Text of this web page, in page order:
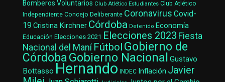
Bomberos Voluntarios Club Atlético Estudiantes Club Atlético
Independiente Concejo Deliberante Coronavirus Covid-
19 Cristina Kirchner Córdoba Detenido Economía
Educación Elecciones 2021 Elecciones 2023 Fiesta
Nacional del Maní Fútbol Gobierno de
CórdobaGobierno Nacional Gustavo
Bottasso Hernando INDEC Inflación Javier